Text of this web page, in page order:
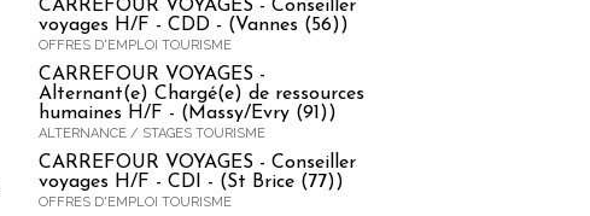
CARREFOUR VOYAGES - Conseiller
voyages H/F - CDD - (Vannes (56))
OFFRES D'EMPLOI TOURISME
CARREFOUR VOYAGES -
Alternant(e) Chargé(e) de ressources
humaines H/F - (Massy/Evry (91))
ALTERNANCE / STAGES TOURISME
CARREFOUR VOYAGES - Conseiller
voyages H/F - CDI - (St Brice (77))
OFFRES D'EMPLOI TOURISME